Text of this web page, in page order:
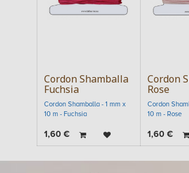
Cordon Shamballa
Fuchsia
Cordon Shamballa - 1 mm x
10 m - Fuchsia
1,60€
Cordon
Rose
Cordon
10 m - Rose
1,60€